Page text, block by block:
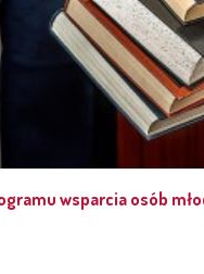
wsparcia osób